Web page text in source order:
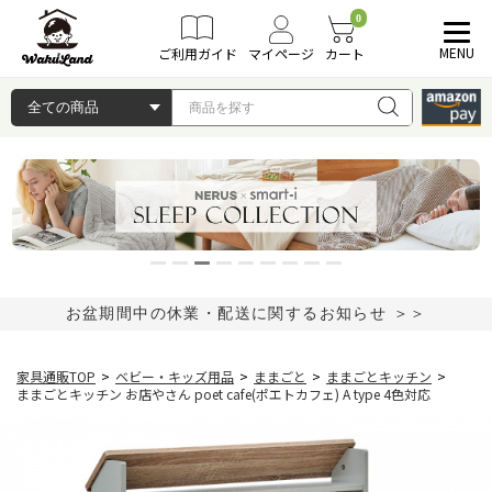
ご利用ガイド マイページ
0
カート MENU
お盆期間中の休業・配送に関するお知らせ ＞＞
家具通販TOP > ベビー・キッズ用品 > ままごと > ままごとキッチン >
ままごとキッチン お店やさん poet cafe(ポエトカフェ) A type 4色対応